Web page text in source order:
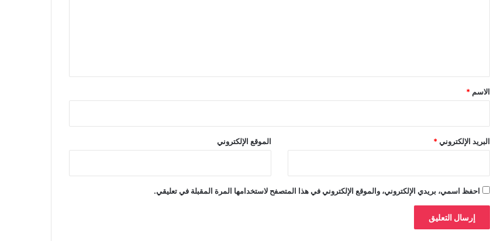
*
الاسم *
البريد الإلكتروني* الموقع الإلكتروني
احفظ اسمي، بريدي الإلكتروني، والموقع الإلكتروني في هذا المتصفح لاستخدامها المرة المقبلة في تعليقي.